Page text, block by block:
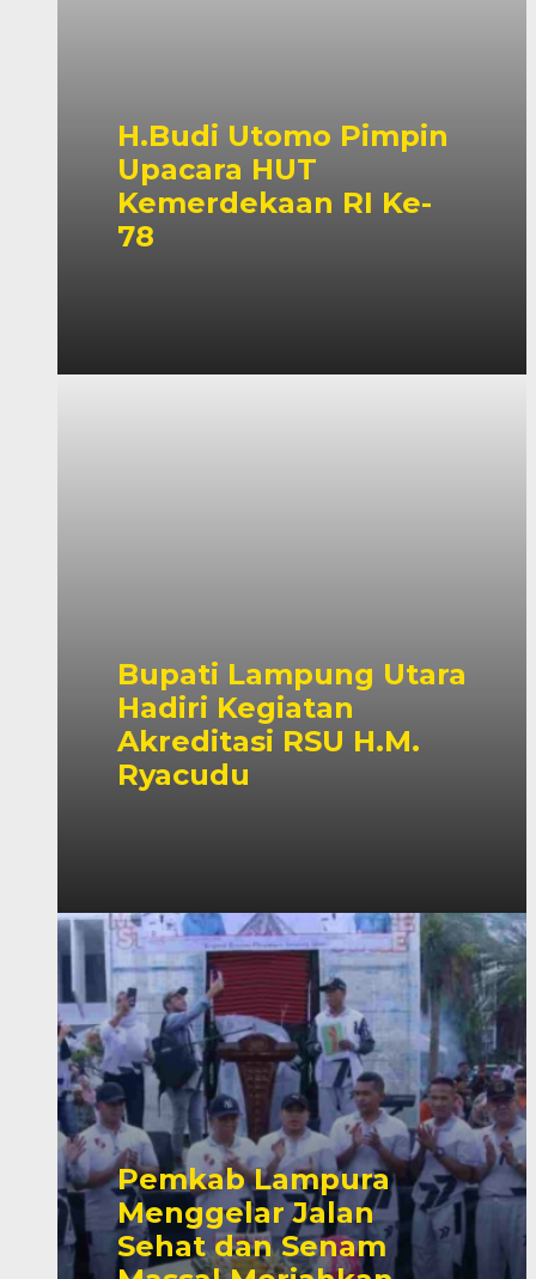
H.Budi Utomo Pimpin
Upacara HUT
Kemerdekaan RI Ke-
78
Bupati Lampung Utara
Hadiri Kegiatan
Akreditasi RSU H.M.
Ryacudu
Pemkab Lampura
Menggelar Jalan
Sehat dan Senam